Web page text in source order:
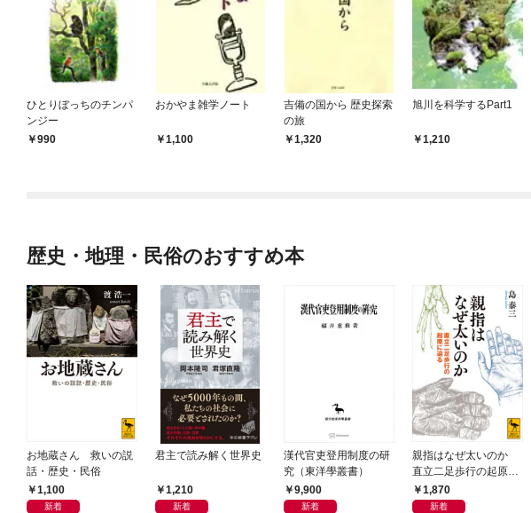
ひとりぼっちのチンパ
ンジー
990
おかやま雑学ノート
1,100
吉備の国から 歴史探索
の旅
1,320
旭川を科学するPart1
1,210
歴史・地理・民俗のおすすめ本
お地蔵さん 救いの説
話・歴史・民俗
1,100
新着
君主で読み解く世界史
1,210
新着
漢代官吏登用制度の研
究（東洋學叢書）
9,900
新着
親指はなぜ太いのか
直立二足歩行の起原に
迫る1,870
新着